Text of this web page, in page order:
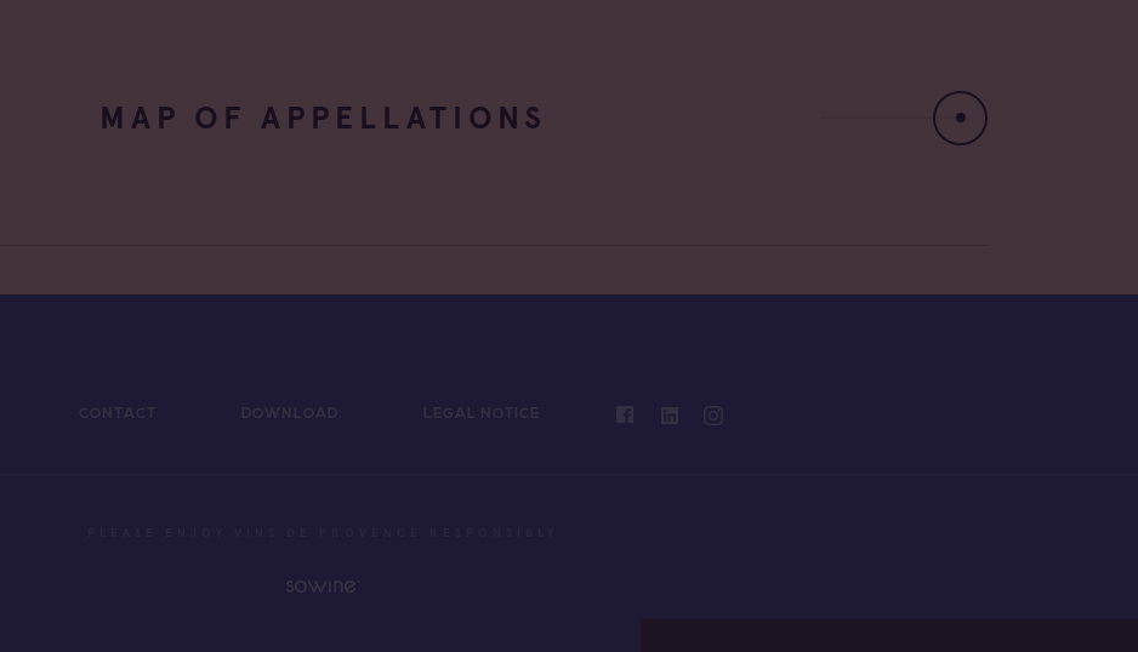
MAP OF APPELLATIONS